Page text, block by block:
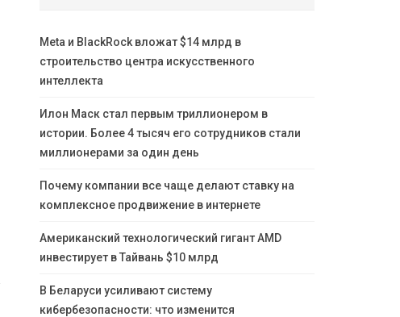
Meta и BlackRock вложат $14 млрд в
строительство центра искусственного
интеллекта
Илон Маск стал первым триллионером в
истории. Более 4 тысяч его сотрудников стали
миллионерами за один день
Почему компании все чаще делают ставку на
комплексное продвижение в интернете
Американский технологический гигант AMD
инвестирует в Тайвань $10 млрд
В Беларуси усиливают систему
кибербезопасности: что изменится